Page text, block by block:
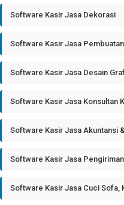
Software Kasir Jasa Dekorasi
Software Kasir Jasa
Software Kasir Jasa Desain
Software Kasir Jasa Konsultan
Software Kasir Jasa Akuntansi
Software Kasir Jasa
Software Kasir Jasa Cuci Sofa,